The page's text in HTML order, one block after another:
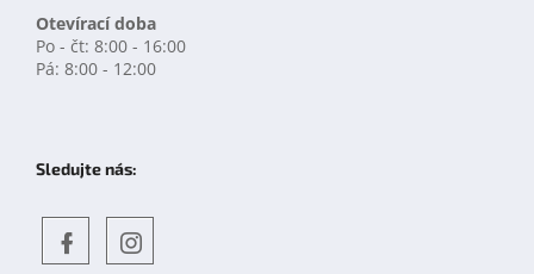
Otevírací doba
Po - čt: 8:00 - 16:00
Pá: 8:00 - 12:00
Sledujte nás: